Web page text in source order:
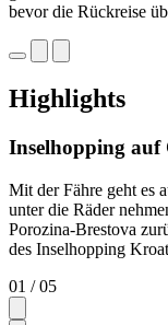
bevor die Rückreise
Highlights
Inselhopping auf
Mit der Fähre geht es
unter die Räder
Porozina-Brestova
des Inselhopping
01 / 05